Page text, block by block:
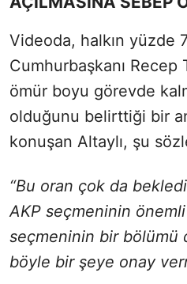
Videoda, halkın yüzde
Cumhurbaşkanı Recep
ömür boyu görevde
olduğunu belirttiği bir
konuşan Altaylı, şu
“Bu oran çok da
AKP seçmeninin
seçmeninin bir bölümü
böyle bir şeye onay